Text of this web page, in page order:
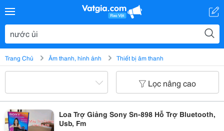
Trang Chủ Âm thanh, hình ảnh Thiết bị âm thanh
Lọc nâng cao
Loa Trợ Giảng Sony Sn-898 Hỗ Trợ Bluetooth,
Usb, Fm